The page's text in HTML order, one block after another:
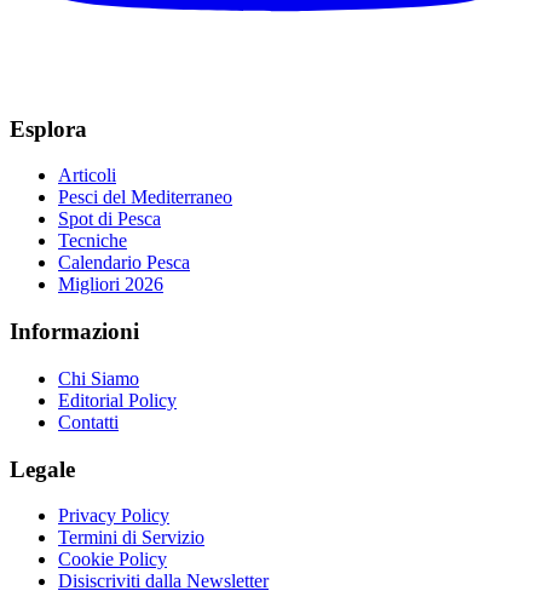
Esplora
Articoli
Pesci del Mediterraneo
Spot di Pesca
Tecniche
Calendario Pesca
Migliori 2026
Informazioni
Chi Siamo
Editorial Policy
Contatti
Legale
Privacy Policy
Termini di Servizio
Cookie Policy
Disiscriviti dalla Newsletter